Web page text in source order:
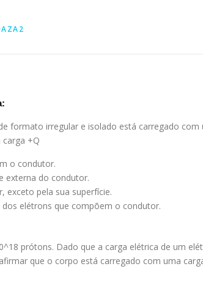
formato irregular e isolado está carregado com
+Q
o condutor.
externa do condutor.
exceto pela sua superfície.
elétrons que compõem o condutor.
prótons. Dado que a carga elétrica de um
que o corpo está carregado com uma